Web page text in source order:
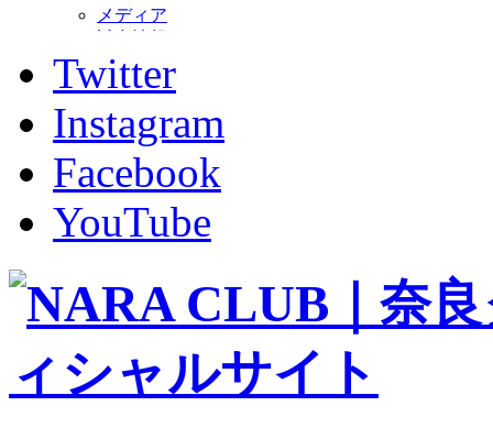
メディア
グッズ
ファンコミュニティ
ホームタウン
コラム
その他
TEAM
2026/27トップチーム
2026/27トップチームスタッフ
バモス
チアダンススクール
ボランティアチーム「volundeer」
ビクトリーロード
HOMEGAME
観戦ルール＆マナー
Twitter
Instagram
Facebook
YouTube